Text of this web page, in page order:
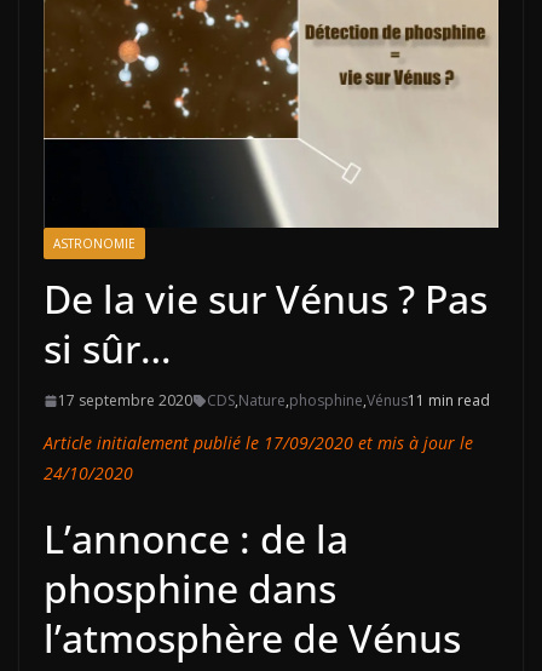
ASTRONOMIE
De la vie sur Vénus ? Pas
si sûr…
17 septembre 2020 CDS,Nature,phosphine,Vénus11 min read
Article initialement publié le 17/09/2020 et mis à jour le
24/10/2020
L’annonce : de la
phosphine dans
l’atmosphère de Vénus